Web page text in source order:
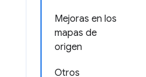
Mejoras en los
mapas de
origen
Otros